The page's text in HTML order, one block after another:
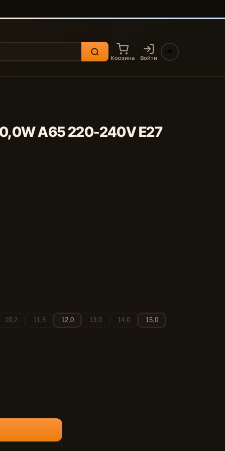
Корзина Войти
A65 220-240V E27
10,2 11,5 12,0 13,0 14,0 15,0